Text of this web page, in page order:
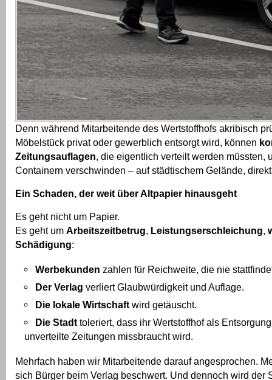
Denn während Mitarbeitende des Wertstoffhofs akribisch
Möbelstück privat oder gewerblich entsorgt wird, können
Zeitungsauflagen, die eigentlich verteilt werden müssten,
Containern verschwinden – auf städtischem Gelände,
Ein Schaden, der weit über Altpapier hinausgeht
Es geht nicht um Papier.
Es geht um Arbeitszeitbetrug, Leistungserschleichung,
Schädigung:
Werbekunden zahlen für Reichweite, die nie
Der Verlag verliert Glaubwürdigkeit und Auflage.
Die lokale Wirtschaft wird getäuscht.
Die Stadt toleriert, dass ihr Wertstoffhof als
unverteilte Zeitungen missbraucht wird.
Mehrfach haben wir Mitarbeitende darauf angesprochen.
sich Bürger beim Verlag beschwert. Und dennoch wird der